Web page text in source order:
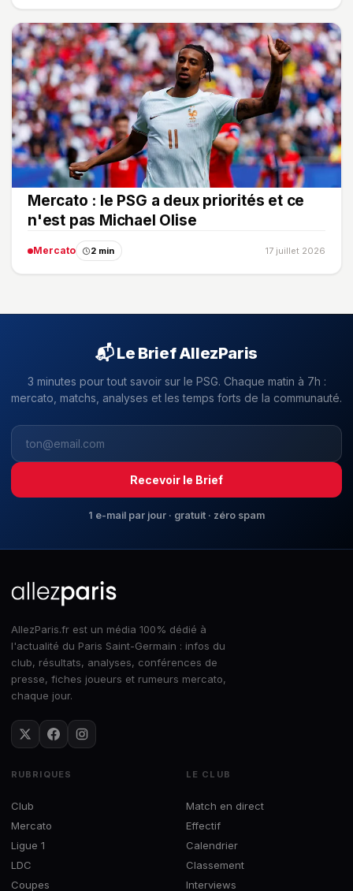
Mercato : le PSG a deux priorités et ce
n'est pas Michael Olise
Mercato 2 min 17 juillet 2026
📬 Le Brief AllezParis
3 minutes pour tout savoir sur le PSG. Chaque matin à 7h :
mercato, matchs, analyses et les temps forts de la communauté.
Recevoir le Brief
1 e-mail par jour · gratuit · zéro spam
AllezParis.fr est un média 100% dédié à
l'actualité du Paris Saint-Germain : infos du
club, résultats, analyses, conférences de
presse, fiches joueurs et rumeurs mercato,
chaque jour.
RUBRIQUES
Club
Mercato
Ligue 1
LDC
Coupes
LE CLUB
Match en direct
Effectif
Calendrier
Classement
Interviews